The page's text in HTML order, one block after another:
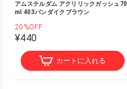
アムステルダム アクリリックガッシュ70
ml 403バンダイクブラウン
20%OFF
¥440
カートに入れる